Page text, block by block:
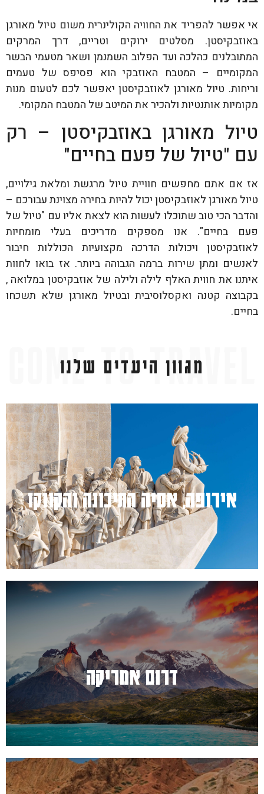
אי אפשר להפריד את החוויה הקולינרית משום טיול מאורגן
באוזבקיסטן. מסלטים ירוקים וטריים, דרך המרקים
המתובלנים כהלכה ועד הפלוב השמנמן ושאר מטעמי הבשר
המקומיים – המטבח האוזבקי הוא פסיפס של טעמים
וריחות. טיול מאורגן לאוזבקיסטן יאפשר לכם לטעום מנות
מקומיות אותנטיות ולהכיר את המיטב של המטבח המקומי.
טיול מאורגן באוזבקיסטן – רק
עם "טיול של פעם בחיים"
אז אם אתם מחפשים חוויית טיול מרגשת ומלאת גילויים,
טיול מאורגן לאוזבקיסטן יכול להיות בחירה מצוינת עבורכם –
והדבר הכי טוב שתוכלו לעשות הוא לצאת אליו עם "טיול של
פעם בחיים". אנו מספקים מדריכים בעלי מומחיות
לאוזבקיסטן ויכולות הדרכה מקצועיות הכוללות חיבור
לאנשים ומתן שירות ברמה הגבוהה ביותר. אז בואו לחוות
איתנו את חווית האלף לילה ולילה של אוזבקיסטן במלואה ,
בקבוצה קטנה ואקסלוסיבית ובטיול מאורגן שלא תשכחו
בחיים.
מגוון היעדים שלנו
אירופה, אסיה התיכונה והקווקז
למעבר לחץ כאן
דרום אמריקה
למעבר לחץ כאן